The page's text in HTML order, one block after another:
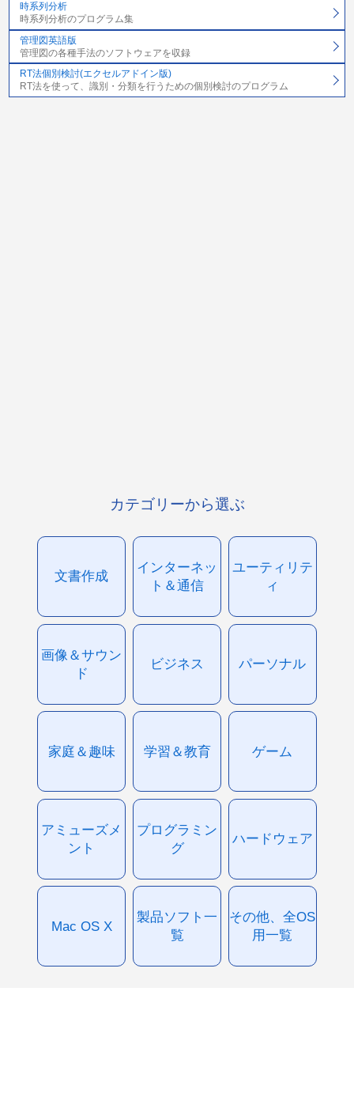
時系列分析
時系列分析のプログラム集
管理図英語版
管理図の各種手法のソフトウェアを収録
RT法個別検討(エクセルアドイン版)
RT法を使って、識別・分類を行うための個別検討のプログラム
カテゴリーから選ぶ
文書作成
インターネッ
ト＆通信
ユーティリテ
ィ
画像＆サウン
ド
ビジネス パーソナル
家庭＆趣味 学習＆教育 ゲーム
アミューズメ
ント
プログラミン
グ
ハードウェア
Mac OS X
製品ソフト一
覧
その他、全OS
用一覧